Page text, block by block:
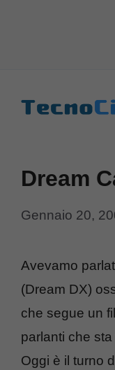
Dream
Gennaio 20,
Avevamo
(Dream DX)
che segue un
parlanti che
Oggi è il turno